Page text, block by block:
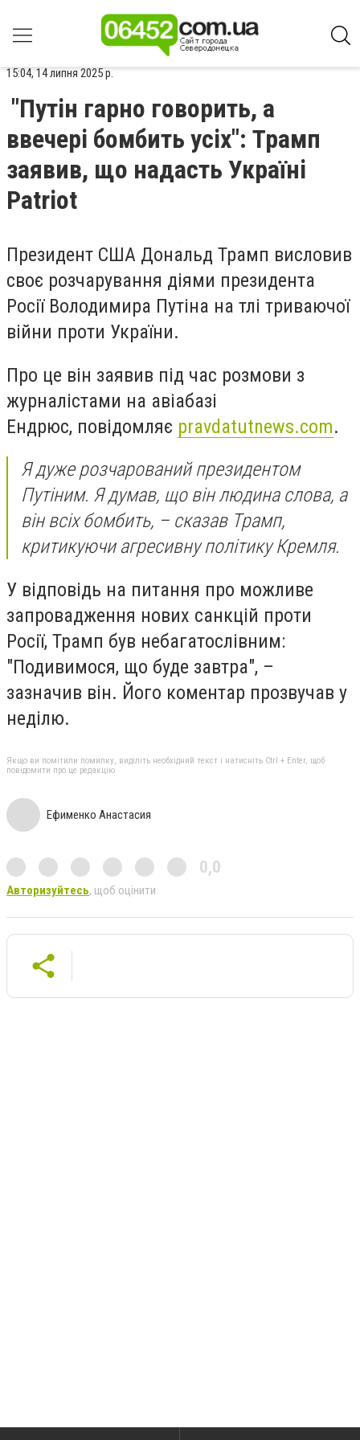
15:04, 14 липня 2025 р.
"Путін гарно говорить, а
ввечері бомбить усіх": Трамп
заявив, що надасть Україні
Patriot
Президент США Дональд Трамп висловив
своє розчарування діями президента
Росії Володимира Путіна на тлі триваючої
війни проти України.
Про це він заявив під час розмови з
журналістами на авіабазі
Ендрюс, повідомляє pravdatutnews.com.
Я дуже розчарований президентом
Путіним. Я думав, що він людина слова, а
він всіх бомбить, – сказав Трамп,
критикуючи агресивну політику Кремля.
У відповідь на питання про можливе
запровадження нових санкцій проти
Росії, Трамп був небагатослівним:
"Подивимося, що буде завтра", –
зазначив він. Його коментар прозвучав у
неділю.
Якщо ви помітили помилку, виділіть необхідний текст і натисніть Ctrl + Enter, щоб
повідомити про це редакцію
Ефименко Анастасия
0,0
Авторизуйтесь, щоб оцінити